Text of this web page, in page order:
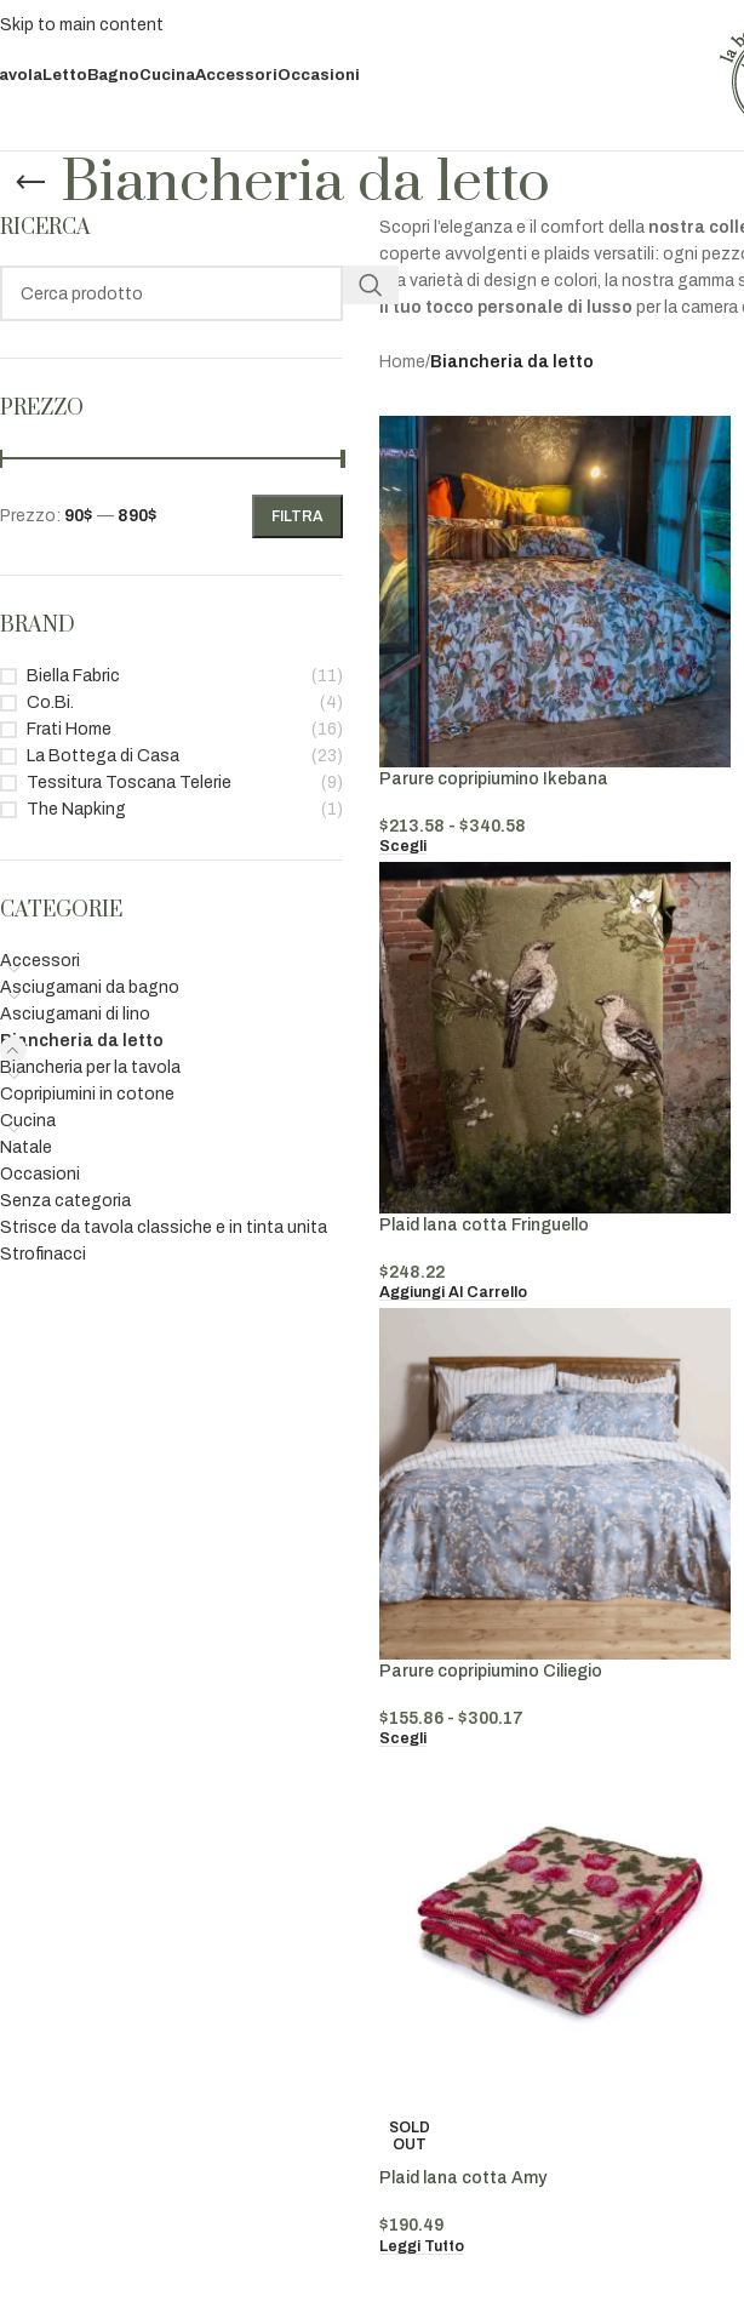
Skip to main content
LettoBagnoCucinaAccessoriOccasioni
Biancheria da letto
RICERCA
PREZZO
FILTRA
Prezzo: 90$ — 890$
BRAND
Biella Fabric
(11)
Co.Bi.
(4)
Frati Home
(16)
La Bottega di Casa
(23)
Tessitura Toscana Telerie
(9)
The Napking
(1)
CATEGORIE
Accessori
Asciugamani da bagno
Asciugamani di lino
Biancheria da letto
Biancheria per la tavola
Copripiumini in cotone
Cucina
Natale
Occasioni
Senza categoria
Strisce da tavola classiche e in tinta unita
Strofinacci
Scopri l’eleganza e il comfort dellanostra
coperte avvolgenti e plaids versatili: ogni
alla varietà di design e colori, la nostra
il tuo tocco personale di lusso per la
Home/Biancheria da letto
Parure copripiumino Ikebana
$213.58 - $340.58
Scegli
Plaid lana cotta Fringuello
$248.22
Aggiungi Al Carrello
Parure copripiumino Ciliegio
$155.86 - $300.17
Scegli
SOLD
OUT
Plaid lana cotta Amy
$190.49
Leggi Tutto